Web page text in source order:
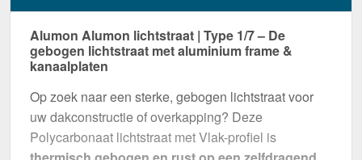
Alumon Alumon lichtstraat | Type 1/7 – De
gebogen lichtstraat met aluminium frame &
kanaalplaten
Op zoek naar een sterke, gebogen lichtstraat voor
uw dakconstructie of overkapping? Deze
Polycarbonaat lichtstraat met Vlak-profiel is